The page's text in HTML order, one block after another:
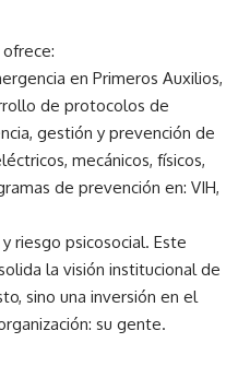
en Primeros Auxilios,
de protocolos de
gestión y prevención de
mecánicos, físicos,
de prevención en: VIH,
riesgo psicosocial. Este
la visión institucional de
sino una inversión en el
su gente.